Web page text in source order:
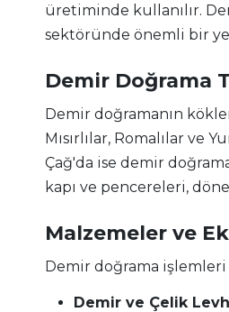
üretiminde kullanılır.
sektöründe önemli bir
Demir Doğrama
Demir doğramanın
Mısırlılar, Romalılar ve
Çağ'da ise demir
kapı ve pencereleri,
Malzemeler ve
Demir doğrama
Demir ve Çelik